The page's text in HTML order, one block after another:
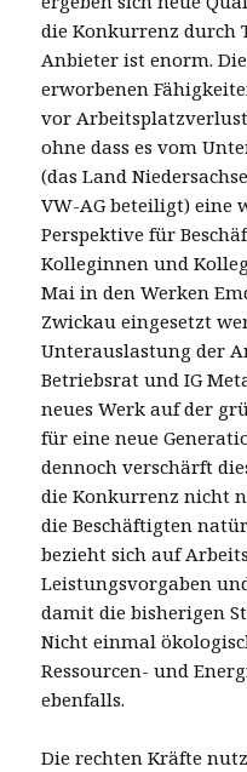
die Konkurrenz durch
Anbieter ist enorm.
erworbenen
vor
ohne dass es vom
(das Land
VW-AG beteiligt) eine
Perspektive für
Kolleginnen und
Mai in den Werken
Zwickau eingesetzt
Unterauslastung der
Betriebsrat und IG
neues Werk auf der
für eine neue
dennoch verschärft
die Konkurrenz nicht
die Beschäftigten
bezieht sich auf
Leistungsvorgaben
damit die bisherigen
Nicht einmal
Ressourcen- und
ebenfalls.
Die rechten Kräfte